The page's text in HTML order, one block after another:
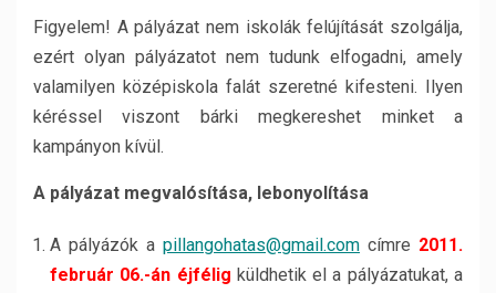
Figyelem! A pályázat nem iskolák felújítását szolgálja,
ezért olyan pályázatot nem tudunk elfogadni, amely
valamilyen középiskola falát szeretné kifesteni. Ilyen
kéréssel viszont bárki megkereshet minket a
kampányon kívül.
A pályázat megvalósítása, lebonyolítása
A pályázók a pillangohatas@gmail.com címre 2011.
február 06.-án éjfélig küldhetik el a pályázatukat, a